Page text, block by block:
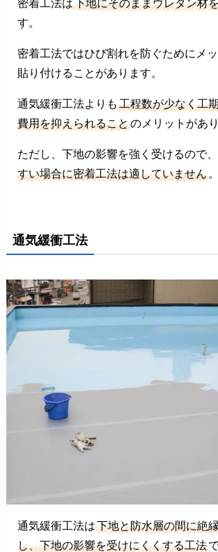
密着工法は下地にそのままウレタン材
す。
密着工法ではひび割れを防ぐためにメ
貼り付けることがあります。
通気緩衝工法よりも 工程数が少なく工
費用を抑えられることのメリットがあり
ただし、下地の影響を強く受けるので、
すい場合に密着工法は適していません 。
通気緩衝工法
通気緩衝工法は下地と防水層の間に絶
し、下地の影響を受けにくくする工法